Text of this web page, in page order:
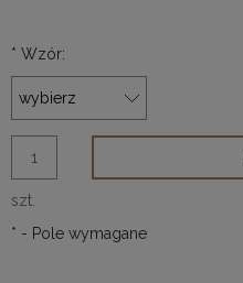
* Wzór:
szt.
* - Pole wymagane